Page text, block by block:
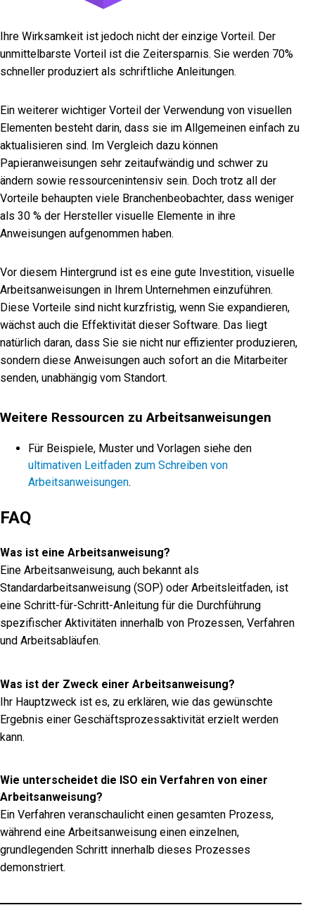
Ihre Wirksamkeit ist jedoch nicht der einzige Vorteil. Der
unmittelbarste Vorteil ist die Zeitersparnis. Sie werden 70%
schneller produziert als schriftliche Anleitungen.
Ein weiterer wichtiger Vorteil der Verwendung von visuellen
Elementen besteht darin, dass sie im Allgemeinen einfach zu
aktualisieren sind. Im Vergleich dazu können
Papieranweisungen sehr zeitaufwändig und schwer zu
ändern sowie ressourcenintensiv sein. Doch trotz all der
Vorteile behaupten viele Branchenbeobachter, dass weniger
als 30 % der Hersteller visuelle Elemente in ihre
Anweisungen aufgenommen haben.
Vor diesem Hintergrund ist es eine gute Investition, visuelle
Arbeitsanweisungen in Ihrem Unternehmen einzuführen.
Diese Vorteile sind nicht kurzfristig, wenn Sie expandieren,
wächst auch die Effektivität dieser Software. Das liegt
natürlich daran, dass Sie sie nicht nur effizienter produzieren,
sondern diese Anweisungen auch sofort an die Mitarbeiter
senden, unabhängig vom Standort.
Weitere Ressourcen zu Arbeitsanweisungen
Für Beispiele, Muster und Vorlagen siehe den
ultimativen Leitfaden zum Schreiben von
Arbeitsanweisungen.
FAQ
Was ist eine Arbeitsanweisung?
Eine Arbeitsanweisung, auch bekannt als
Standardarbeitsanweisung (SOP) oder Arbeitsleitfaden, ist
eine Schritt-für-Schritt-Anleitung für die Durchführung
spezifischer Aktivitäten innerhalb von Prozessen, Verfahren
und Arbeitsabläufen.
Was ist der Zweck einer Arbeitsanweisung?
Ihr Hauptzweck ist es, zu erklären, wie das gewünschte
Ergebnis einer Geschäftsprozessaktivität erzielt werden
kann.
Wie unterscheidet die ISO ein Verfahren von einer
Arbeitsanweisung?
Ein Verfahren veranschaulicht einen gesamten Prozess,
während eine Arbeitsanweisung einen einzelnen,
grundlegenden Schritt innerhalb dieses Prozesses
demonstriert.